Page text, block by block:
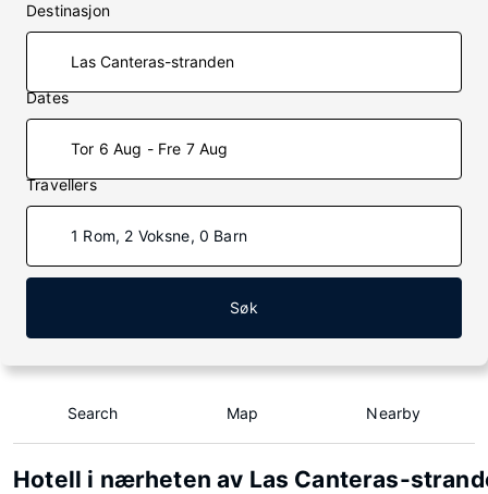
Destinasjon
Dates
Tor 6 Aug - Fre 7 Aug
Travellers
1 Rom, 2 Voksne, 0 Barn
Søk
Search Map Nearby
Hotell i nærheten av Las Canteras-